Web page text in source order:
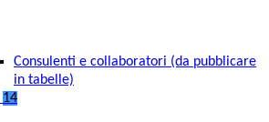
Consulenti e collaboratori (da pubblicare
in tabelle)
14